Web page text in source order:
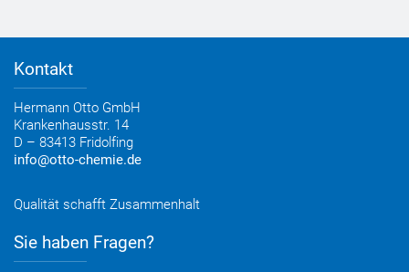
Verbrauchsrechner
Medienportal
Bestelloptionen
Elektronischer Rechnungsversand
Entsorgung & Verpackungsrücknahme
Kontakt
Hermann Otto GmbH
Krankenhausstr. 14
D – 83413 Fridolfing
info@otto-chemie.de
Qualität schafft Zusammenhalt
Sie haben Fragen?